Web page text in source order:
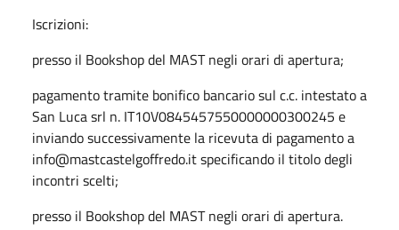
Iscrizioni:
presso il Bookshop del MAST negli orari di apertura;
pagamento tramite bonifico bancario sul c.c. intestato a
San Luca srl n. IT10V0845457550000000300245 e
inviando successivamente la ricevuta di pagamento a
info@mastcastelgoffredo.it specificando il titolo degli
incontri scelti;
presso il Bookshop del MAST negli orari di apertura.